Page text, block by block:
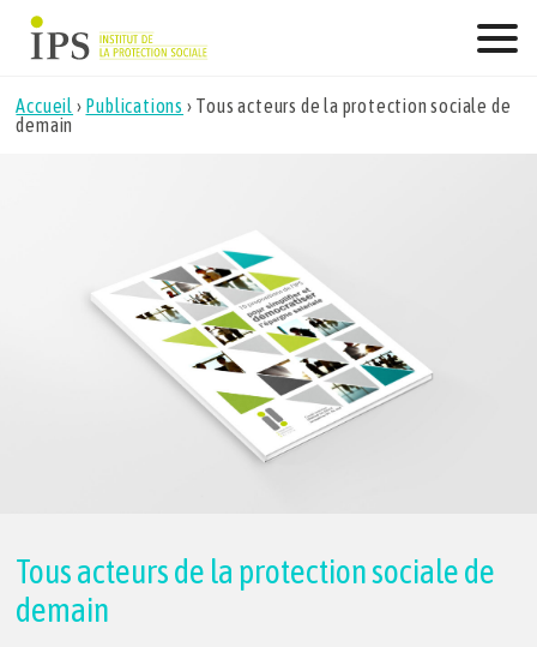
Accueil › Publications › Tous acteurs de la protection sociale de
demain
Tous acteurs de la protection sociale de
demain